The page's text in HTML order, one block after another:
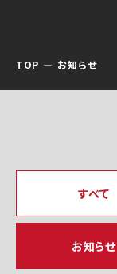
TOP お知らせ
すべて
お知らせ